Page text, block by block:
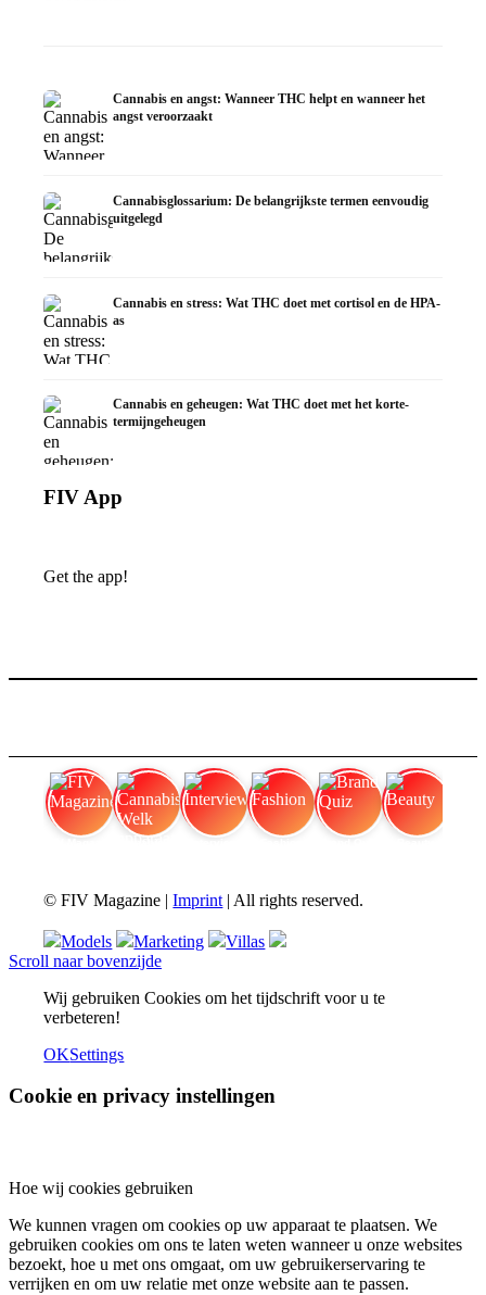
van de onderzoekingen
Cannabis en angst: Wanneer THC helpt en wanneer het
angst veroorzaakt
Cannabisglossarium: De belangrijkste termen eenvoudig
uitgelegd
Cannabis en stress: Wat THC doet met cortisol en de HPA-
as
Cannabis en geheugen: Wat THC doet met het korte-
termijngeheugen
FIV App
Get the app!
© FIV Magazine |Imprint | All rights reserved.
Models Marketing
Villas
Scroll naar bovenzijde
Wij gebruiken Cookies om het tijdschrift voor u te
verbeteren!
OKSettings
Cookie en privacy instellingen
Hoe wij cookies gebruiken
We kunnen vragen om cookies op uw apparaat te plaatsen. We
gebruiken cookies om ons te laten weten wanneer u onze websites
bezoekt, hoe u met ons omgaat, om uw gebruikerservaring te
verrijken en om uw relatie met onze website aan te passen.